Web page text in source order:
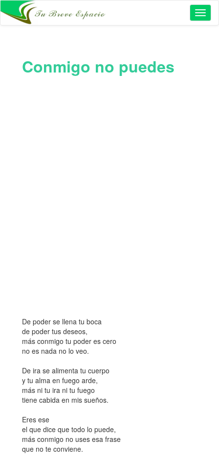
Conmigo no puedes
De poder se llena tu boca
de poder tus deseos,
más conmigo tu poder es cero
no es nada no lo veo.
De ira se alimenta tu cuerpo
y tu alma en fuego arde,
más ni tu ira ni tu fuego
tiene cabida en mis sueños.
Eres ese
el que dice que todo lo puede,
más conmigo no uses esa frase
que no te conviene.